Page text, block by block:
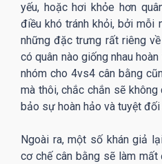
yếu, hoặc hơi khỏe hơn
điều khó tránh khỏi, bởi mỗi
những đặc trưng rất riêng
có quân nào giống nhau
nhóm cho 4vs4 cân bằng
mà thôi, chắc chắn sẽ
bảo sự hoàn hảo và tuyệt
Ngoài ra, một số khán giả
cơ chế cân bằng sẽ làm